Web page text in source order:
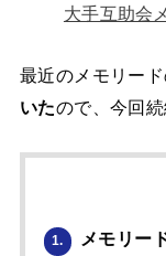
大手互助会
最近のメモリード
いたので、今回
1. メモリー